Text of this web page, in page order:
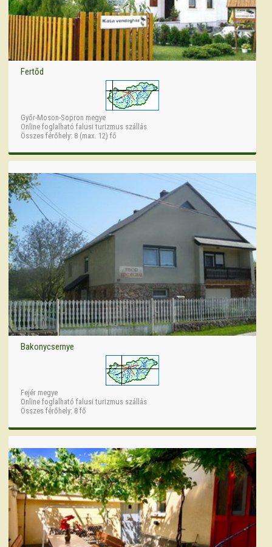
Fertőd
Győr-Moson-Sopron megye
Online foglalható falusi turizmus szállás
Összes férőhely: 8 (max. 12) fő
Bakonycsernye
Fejér megye
Online foglalható falusi turizmus szállás
Összes férőhely: 8 fő